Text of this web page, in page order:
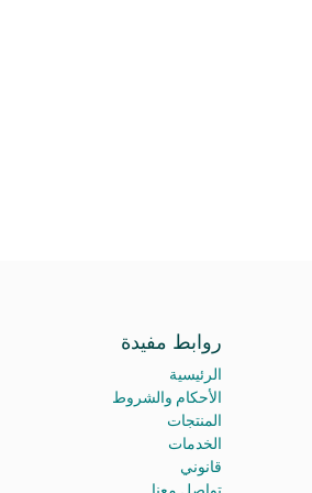
روابط مفيدة
الرئيسية
الأحكام والشروط
المنتجات
الخدمات
قانوني